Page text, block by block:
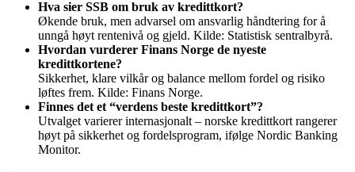
Hva sier SSB om bruk av kredittkort?
Økende bruk, men advarsel om ansvarlig håndtering for å
unngå høyt rentenivå og gjeld. Kilde: Statistisk sentralbyrå.
Hvordan vurderer Finans Norge de nyeste
kredittkortene?
Sikkerhet, klare vilkår og balance mellom fordel og risiko
løftes frem. Kilde: Finans Norge.
Finnes det et “verdens beste kredittkort”?
Utvalget varierer internasjonalt – norske kredittkort rangerer
høyt på sikkerhet og fordelsprogram, ifølge Nordic Banking
Monitor.